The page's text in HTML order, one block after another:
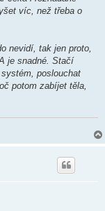
víc, než třeba o
nevidí, tak jen proto,
je snadné. Stačí
poslouchat
potom zabíjet těla,